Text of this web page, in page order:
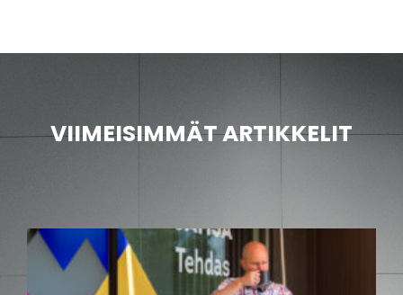
VIIMEISIMMÄT ARTIKKELIT